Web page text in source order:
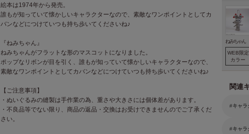
絵本は1974年から発売。
誰もが知っていて懐かしいキャラクターなので、素敵なワンポイントとしてカ
バンなどにつけていつも持ち歩いてくださいね♪
『ねみちゃん』
ねみちゃんがフラットな形のマスコットになりました。
ポップなリボンが目を引く、誰もが知っていて懐かしいキャラクターなので、
素敵なワンポイントとしてカバンなどにつけていつも持ち歩いてくださいね♪
【ご注意事項】
・ぬいぐるみの縫製は手作業の為、重さや大きさには個体差があります。
・不良品等でない限り、商品の返品・交換はお受けできませんのでご了承くだ
さい。
ねみちゃん
WEB限定
カラー
関連
キャラ
キャラ